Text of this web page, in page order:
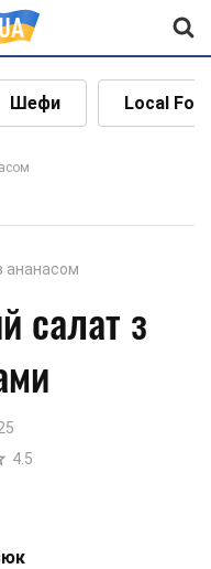
Шефи Local
ананасом
салат з
4.5